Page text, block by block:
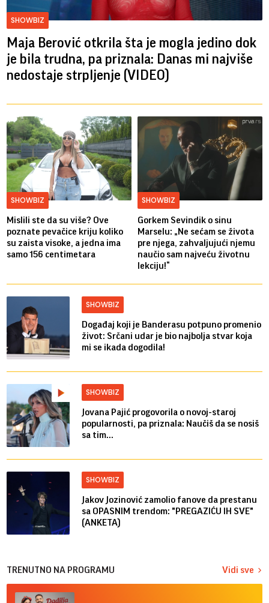
SHOWBIZ
Maja Berović otkrila šta je mogla jedino dok
je bila trudna, pa priznala: Danas mi najviše
nedostaje strpljenje (VIDEO)
SHOWBIZ
Mislili ste da su više? Ove
poznate pevačice kriju koliko
su zaista visoke, a jedna ima
samo 156 centimetara
SHOWBIZ
Gorkem Sevindik o sinu
Marselu: „Ne sećam se života
pre njega, zahvaljujući njemu
naučio sam najveću životnu
lekciju!“
SHOWBIZ
Događaj koji je Banderasu potpuno promenio
život: Srčani udar je bio najbolja stvar koja
mi se ikada dogodila!
SHOWBIZ
Jovana Pajić progovorila o novoj-staroj
popularnosti, pa priznala: Naučiš da se nosiš
sa tim...
SHOWBIZ
Jakov Jozinović zamolio fanove da prestanu
sa OPASNIM trendom: "PREGAZIĆU IH SVE"
(ANKETA)
TRENUTNO NA PROGRAMU Vidi sve